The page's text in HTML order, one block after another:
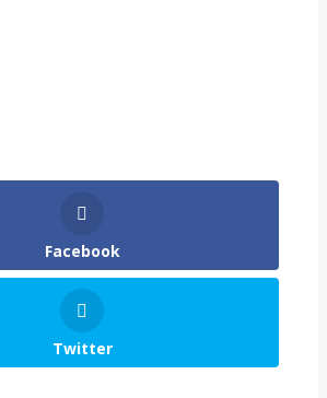
Facebook
Twitter